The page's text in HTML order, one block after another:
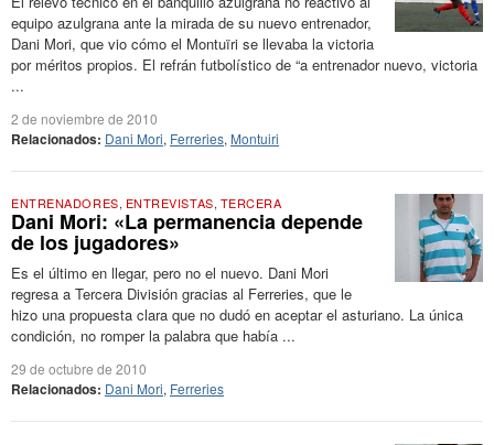
equipo azulgrana ante la mirada de su nuevo entrenador,
Dani Mori, que vio cómo el Montuïri se llevaba la victoria
por méritos propios. El refrán futbolístico de “a entrenador nuevo, victoria
...
2 de noviembre de 2010
Relacionados: Dani Mori, Ferreries, Montuiri
ENTRENADORES, ENTREVISTAS, TERCERA
Dani Mori: «La permanencia depende
de los jugadores»
Es el último en llegar, pero no el nuevo. Dani Mori
regresa a Tercera División gracias al Ferreries, que le
hizo una propuesta clara que no dudó en aceptar el asturiano. La única
condición, no romper la palabra que había ...
29 de octubre de 2010
Relacionados: Dani Mori, Ferreries